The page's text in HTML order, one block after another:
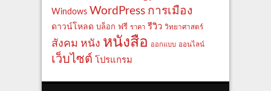
Windows WordPress การเมือง
ดาวน์โหลด บล็อก ฟรี ราคา รีวิว วิทยาศาสตร์
สังคม หนัง หนังสือ ออกแบบ ออนไลน์
เว็บไซต์ โปรแกรม